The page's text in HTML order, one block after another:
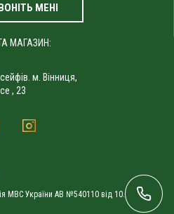
МЕНІ
МАГАЗИН:
м. Вінниця,
, 23
МВС України АВ №540110 від 10.09.2010